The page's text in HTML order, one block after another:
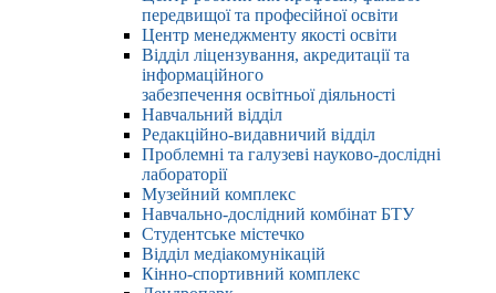
передвищої та професійної освіти
Центр менеджменту якості освіти
Відділ ліцензування, акредитації та
інформаційного
забезпечення освітньої діяльності
Навчальний відділ
Редакційно-видавничий відділ
Проблемні та галузеві науково-дослідні
лабораторії
Музейний комплекс
Навчально-дослідний комбінат БТУ
Студентське містечко
Відділ медіакомунікацій
Кінно-спортивний комплекс